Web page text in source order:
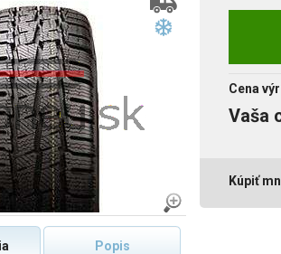
Cena
Vaša
Kúpiť
Popis